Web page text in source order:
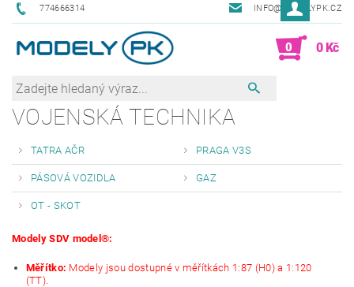
774666314 INFO@MODELYPK.CZ
0 0 Kč
VOJENSKÁ TECHNIKA
TATRA AČR PRAGA V3S
PÁSOVÁ VOZIDLA GAZ
OT - SKOT
Modely SDV model®:
Měřítko: Modely jsou dostupné v měřítkách 1:87 (H0) a 1:120
(TT).